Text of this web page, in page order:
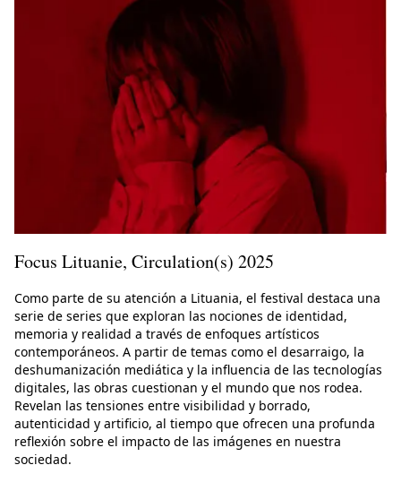
Focus Lituanie, Circulation(s) 2025
Como parte de su atención a Lituania, el festival destaca una
serie de series que exploran las nociones de identidad,
memoria y realidad a través de enfoques artísticos
contemporáneos. A partir de temas como el desarraigo, la
deshumanización mediática y la influencia de las tecnologías
digitales, las obras cuestionan y el mundo que nos rodea.
Revelan las tensiones entre visibilidad y borrado,
autenticidad y artificio, al tiempo que ofrecen una profunda
reflexión sobre el impacto de las imágenes en nuestra
sociedad.